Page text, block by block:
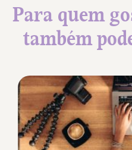
Para quem
também